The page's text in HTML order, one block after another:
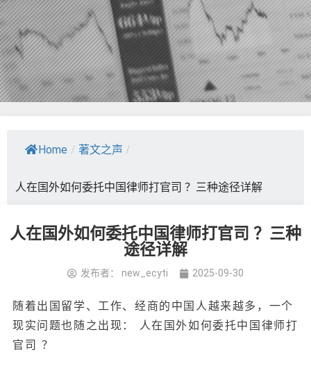
Home / 著文之声 /
人在国外如何委托中国律师打官司 ？三种途径详解
人在国外如何委托中国律师打官司 ？三种
途径详解
发布者： new_ecyti 2025-09-30
随着出国留学、工作、经商的中国人越来越多，一个
现实问题也随之出现： 人在国外如何委托中国律师打
官司 ？